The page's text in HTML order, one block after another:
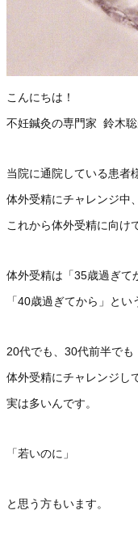
こんにちは！
不妊鍼灸の専門家 鈴木聡
当院に通院している患者
体外受精にチャレンジ中、
これから体外受精に向け
体外受精は「35歳過ぎて
「40歳過ぎてから」と
20代でも、30代前半でも
体外受精にチャレンジし
実は多いんです。
「若いのに」
と思う方もいます。